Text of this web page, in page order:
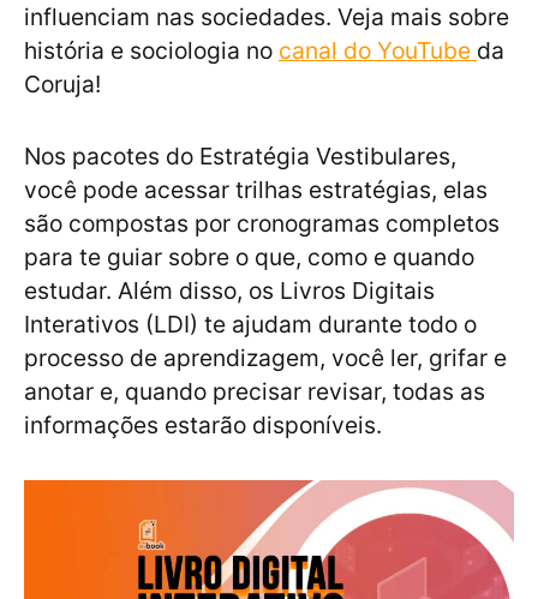
influenciam nas sociedades. Veja mais sobre
história e sociologia no canal do YouTube da
Coruja!
Nos pacotes do Estratégia Vestibulares,
você pode acessar trilhas estratégias, elas
são compostas por cronogramas completos
para te guiar sobre o que, como e quando
estudar. Além disso, os Livros Digitais
Interativos (LDI) te ajudam durante todo o
processo de aprendizagem, você ler, grifar e
anotar e, quando precisar revisar, todas as
informações estarão disponíveis.